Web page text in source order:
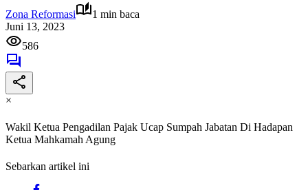
Zona Reformasi
1 min baca
Juni 13, 2023
586
×
Wakil Ketua Pengadilan Pajak Ucap Sumpah Jabatan Di Hadapan
Ketua Mahkamah Agung
Sebarkan artikel ini